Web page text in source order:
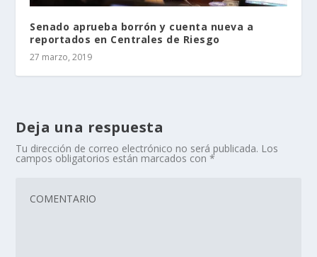
Senado aprueba borrón y cuenta nueva a
reportados en Centrales de Riesgo
27 marzo, 2019
Deja una respuesta
Tu dirección de correo electrónico no será publicada. Los
campos obligatorios están marcados con*